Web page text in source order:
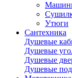
Утюги
Сантехника
Душевые
Душевые
Душевые
Душевые